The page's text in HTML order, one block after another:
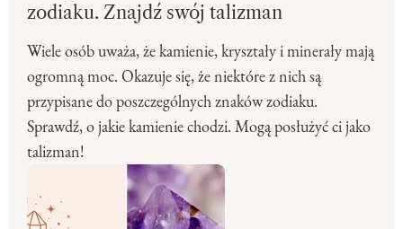
zodiaku. Znajdź swój talizman
Wiele osób uważa, że kamienie, kryształy i minerały mają
ogromną moc. Okazuje się, że niektóre z nich są
przypisane do poszczególnych znaków zodiaku.
Sprawdź, o jakie kamienie chodzi. Mogą posłużyć ci jako
talizman!